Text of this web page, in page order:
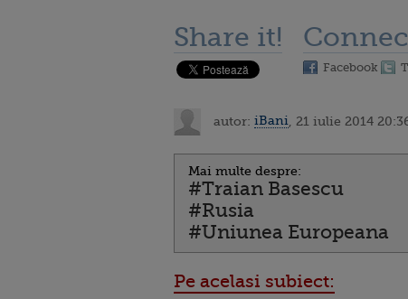
Share it!
Facebook
autor: iBani , 21 iulie 2014
Mai multe despre:
#Traian Basescu
#Rusia
#Uniunea Europeana
Pe acelasi subiect: